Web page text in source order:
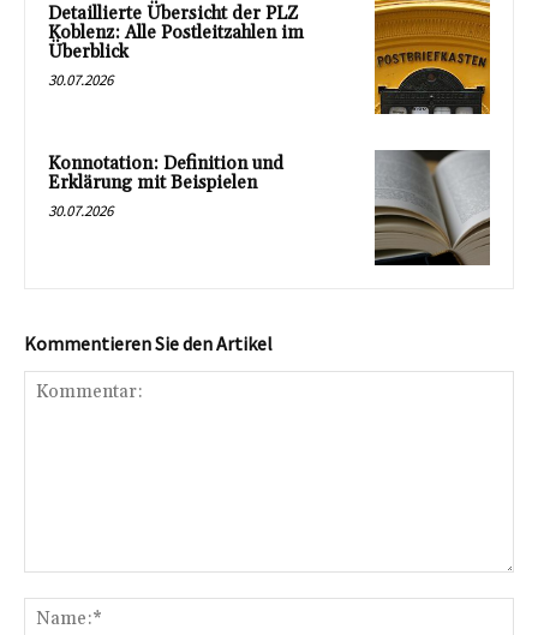
Detaillierte Übersicht der PLZ
Koblenz: Alle Postleitzahlen im
Überblick
30.07.2026
Konnotation: Definition und
Erklärung mit Beispielen
30.07.2026
Kommentieren Sie den Artikel